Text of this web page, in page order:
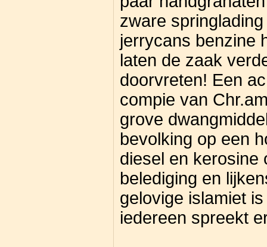
zware
jerrycans benzine
laten de zaak
doorvreten! Een
compie van
grove
bevolking op een
diesel en kerosine
belediging en
gelovige islamiet
iedereen spreekt